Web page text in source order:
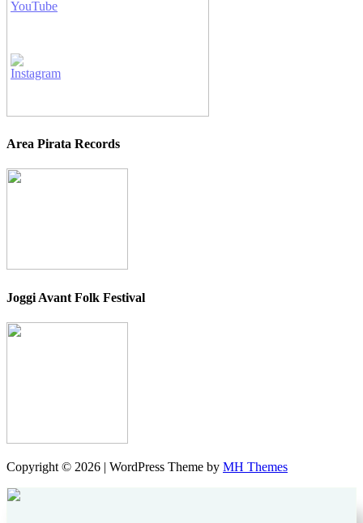
Area Pirata Records
Joggi Avant Folk Festival
Copyright © 2026 | WordPress Theme by MH Themes